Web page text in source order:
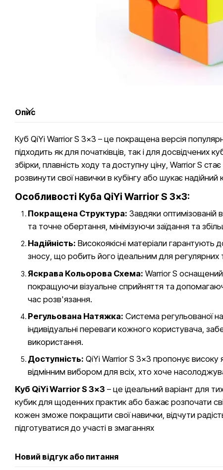
Опис
Куб QiYi Warrior S 3x3 – це покращена версія
підходить як для початківців, так і для досвідчених
збірки, плавність ходу та доступну ціну, Warrior S
розвинути свої навички в кубінгу або шукає
Особливості Куба QiYi Warrior S 3x3:
Покращена Структура: Завдяки оптимізованій
та точне обертання, мінімізуючи заїдання та
Надійність: Високоякісні матеріали гарантують
зносу, що робить його ідеальним для регулярних
Яскрава Кольорова Схема: Warrior S
покращуючи візуальне сприйняття та
час розв'язання.
Регульована Натяжка: Система регульованої
індивідуальні переваги кожного користувача,
використання.
Доступність: QiYi Warrior S 3x3 пропонує
відмінним вибором для всіх, хто хоче
Куб QiYi Warrior S 3x3 – це ідеальний варіант для
кубик для щоденних практик або бажає розпочати
кожен зможе покращити свої навички, відчути
підготуватися до участі в змаганнях
Новий відгук або питання